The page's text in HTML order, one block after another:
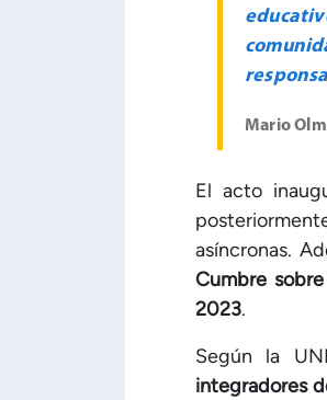
Mario
El acto
asíncronas.
Cumbre
2023.
Según la
integradores